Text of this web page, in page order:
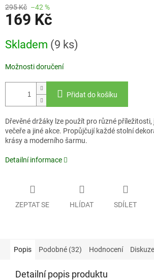
295 Kč –42 %
169 Kč
cena:
Skladem (9 ks)
Možnosti doručení
Přidat do košíku
Dřevěné držáky lze použít pro různé příležitosti,
večeře a jiné akce. Propůjčují každé stolní
krásy a moderního šarmu.
Detailní informace
ZEPTAT SE HLÍDAT SDÍLET
Popis Podobné (32) Hodnocení Diskuze
Detailní popis produktu